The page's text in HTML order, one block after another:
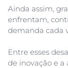
Ainda assim,
enfrentam,
demanda cada
Entre esses
de inovação e a